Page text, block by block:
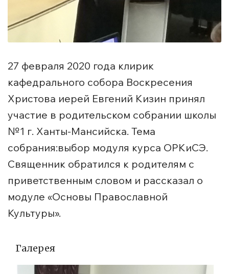
27 февраля 2020 года клирик
кафедрального собора Воскресения
Христова иерей Евгений Кизин принял
участие в родительском собрании школы
№1 г. Ханты-Мансийска. Тема
собрания:выбор модуля курса ОРКиСЭ.
Священник обратился к родителям с
приветственным словом и рассказал о
модуле «Основы Православной
Культуры».
Галерея